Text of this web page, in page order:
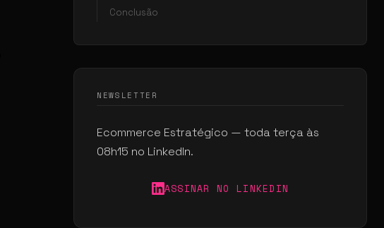
Conclusão
NEWSLETTER
Ecommerce Estratégico — toda terça às
08h15 no LinkedIn.
ASSINAR NO LINKEDIN